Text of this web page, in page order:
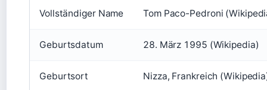
Vollständiger Name Tom Paco-Pedroni
Geburtsdatum 28. März 1995 (Wikipedia)
Geburtsort Nizza, Frankreich